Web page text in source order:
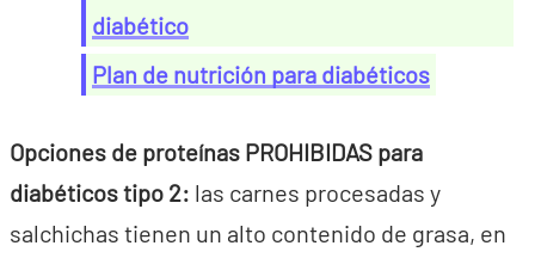
diabético
Plan de nutrición para diabéticos
Opciones de proteínas PROHIBIDAS para
diabéticos tipo 2: las carnes procesadas y
salchichas tienen un alto contenido de grasa, en